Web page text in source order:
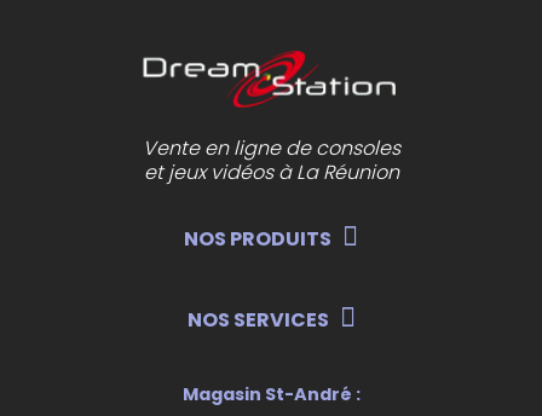
Vente en ligne de consoles
et jeux vidéos à La Réunion
NOS PRODUITS
NOS SERVICES
Magasin St-André :